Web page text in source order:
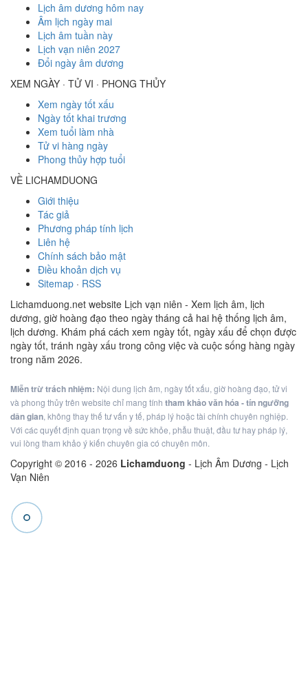
Lịch âm dương hôm nay
Âm lịch ngày mai
Lịch âm tuần này
Lịch vạn niên 2027
Đổi ngày âm dương
XEM NGÀY · TỬ VI · PHONG THỦY
Xem ngày tốt xấu
Ngày tốt khai trương
Xem tuổi làm nhà
Tử vi hàng ngày
Phong thủy hợp tuổi
VỀ LICHAMDUONG
Giới thiệu
Tác giả
Phương pháp tính lịch
Liên hệ
Chính sách bảo mật
Điều khoản dịch vụ
Sitemap · RSS
Lichamduong.net website Lịch vạn niên - Xem lịch âm, lịch
dương, giờ hoàng đạo theo ngày tháng cả hai hệ thống lịch âm,
lịch dương. Khám phá cách xem ngày tốt, ngày xấu để chọn được
ngày tốt, tránh ngày xấu trong công việc và cuộc sống hàng ngày
trong năm 2026.
Miễn trừ trách nhiệm: Nội dung lịch âm, ngày tốt xấu, giờ hoàng đạo, tử vi
và phong thủy trên website chỉ mang tính tham khảo văn hóa - tín ngưỡng
dân gian, không thay thế tư vấn y tế, pháp lý hoặc tài chính chuyên nghiệp.
Với các quyết định quan trọng về sức khỏe, phẫu thuật, đầu tư hay pháp lý,
vui lòng tham khảo ý kiến chuyên gia có chuyên môn.
Copyright © 2016 - 2026 Lichamduong - Lịch Âm Dương - Lịch
Vạn Niên